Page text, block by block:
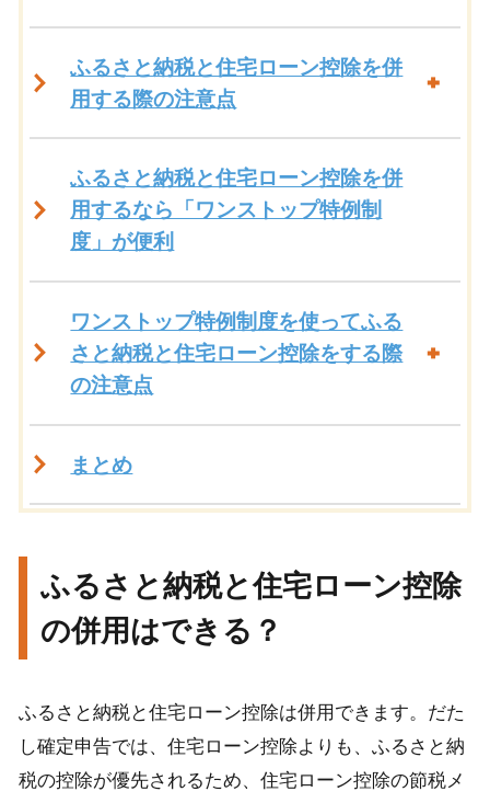
ふるさと納税と住宅ローン控除を併
用する際の注意点
ふるさと納税と住宅ローン控除を併
用するなら「ワンストップ特例制
度」が便利
ワンストップ特例制度を使ってふる
さと納税と住宅ローン控除をする際
の注意点
まとめ
ふるさと納税と住宅ローン控除
の併用はできる？
ふるさと納税と住宅ローン控除は併用できます。だた
し確定申告では、住宅ローン控除よりも、ふるさと納
税の控除が優先されるため、住宅ローン控除の節税メ